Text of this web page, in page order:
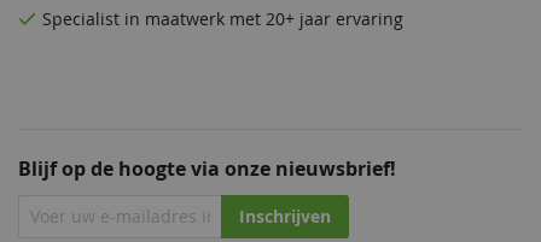
Blijf op de hoogte via onze nieuwsbrief!
Inschrijven
Specialist in maatwerk met 20+ jaar ervaring